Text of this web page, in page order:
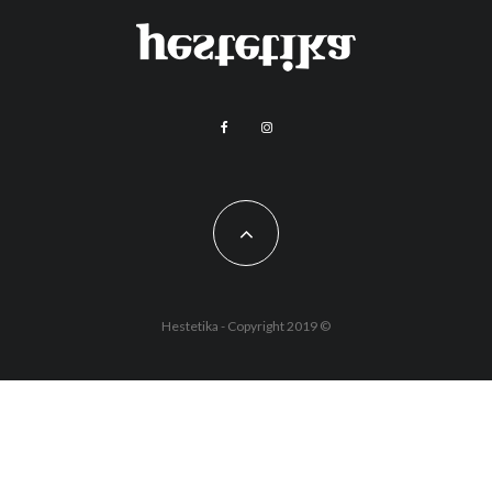
Hestetika - Copyright 2019 ©